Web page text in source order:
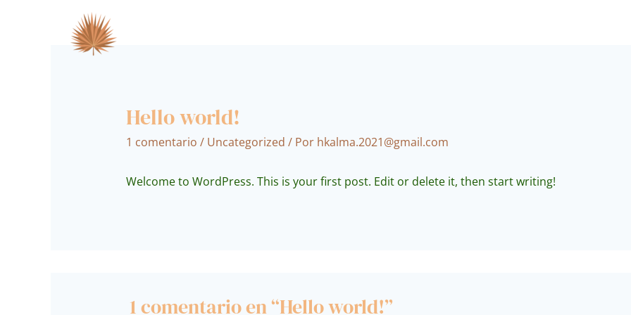
Hello world!
1 comentario / Uncategorized / Por hkalma.2021@gmail.com
Welcome to WordPress. This is your first post. Edit or delete it, then start writing!
1 comentario en “Hello world!”